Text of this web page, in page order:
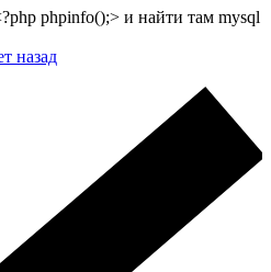
phpinfo();> и найти там mysql
назад